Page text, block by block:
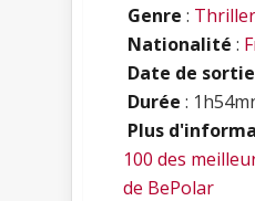
Genre : Thriller
Nationalité :
Date de sortie
Durée :
Plus
100 des
de BePolar